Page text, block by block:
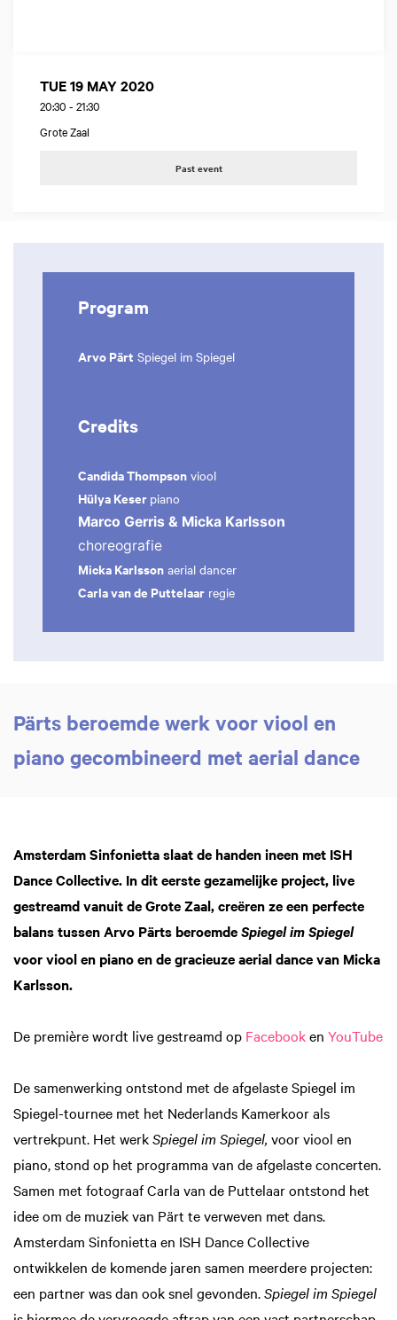
TUE 19 MAY 2020
20:30 - 21:30
Grote Zaal
Past event
Program
Arvo Pärt Spiegel im Spiegel
Credits
Candida Thompson viool
Hülya Keser piano
Marco Gerris & Micka Karlsson
choreografie
Micka Karlsson aerial dancer
Carla van de Puttelaar regie
Pärts beroemde werk voor viool en
piano gecombineerd met aerial dance
Amsterdam Sinfonietta slaat de handen ineen met ISH
Dance Collective. In dit eerste gezamelijke project, live
gestreamd vanuit de Grote Zaal, creëren ze een perfecte
balans tussen Arvo Pärts beroemde Spiegel im Spiegel
voor viool en piano en de gracieuze aerial dance van Micka
Karlsson.
De première wordt live gestreamd op Facebooken YouTube
De samenwerking ontstond met de afgelaste Spiegel im
Spiegel-tournee met het Nederlands Kamerkoor als
vertrekpunt. Het werkSpiegel im Spiegel, voor viool en
piano, stond op het programma van de afgelaste concerten.
Samen met fotograaf Carla van de Puttelaar ontstond het
idee om de muziek van Pärt te verweven met dans.
Amsterdam Sinfonietta en ISH Dance Collective
ontwikkelen de komende jaren samen meerdere projecten:
een partner was dan ook snel gevonden.Spiegel im Spiegel
Zoom